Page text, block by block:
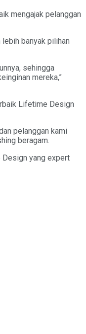
mengajak pelanggan
banyak pilihan
sehingga
mereka,”
Lifetime Design
pelanggan kami
beragam.
yang expert